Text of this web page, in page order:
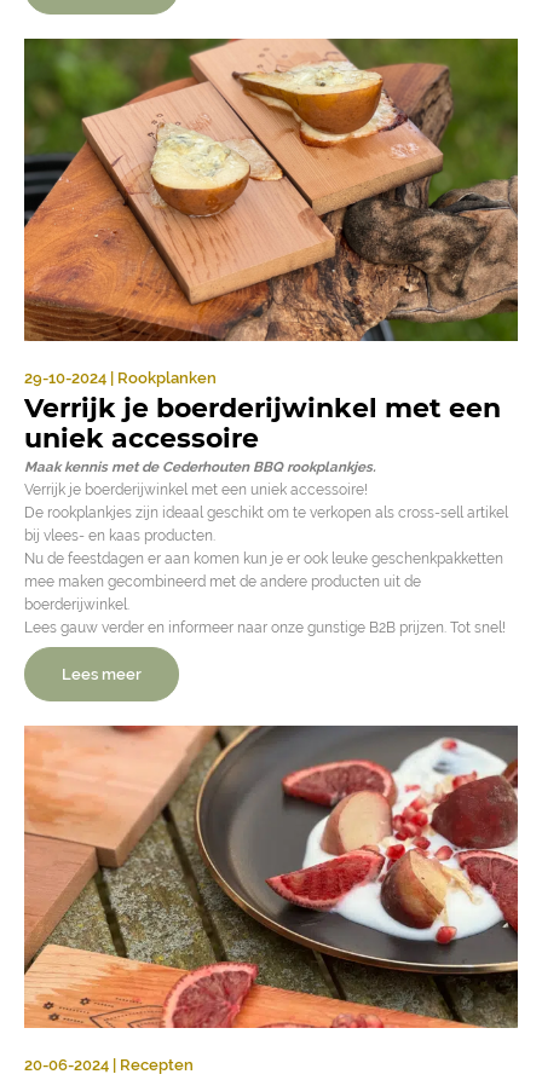
29-10-2024 | Rookplanken
Verrijk je boerderijwinkel met een
uniek accessoire
Maak kennis met de Cederhouten BBQ rookplankjes.
Verrijk je boerderijwinkel met een uniek accessoire!
De rookplankjes zijn ideaal geschikt om te verkopen als cross-sell artikel
bij vlees- en kaas producten.
Nu de feestdagen er aan komen kun je er ook leuke geschenkpakketten
mee maken gecombineerd met de andere producten uit de
boerderijwinkel.
Lees gauw verder en informeer naar onze gunstige B2B prijzen. Tot snel!
Lees meer
20-06-2024 | Recepten